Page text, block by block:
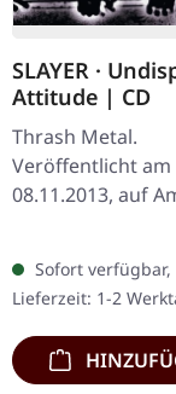
SLAYER ·
Attitude | CD
Thrash Metal.
Veröffentlicht am
08.11.2013, auf
Jewelcase.
ihre Einflüsse
immer auf den
blutbespritzten…
Sofort verfügbar,
Lieferzeit: 1-2